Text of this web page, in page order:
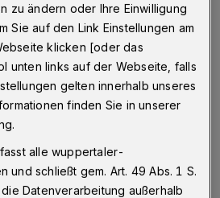
"Kicker, Kämpfer,
im deutschen Fußball"
15. Juni 2016 in der
zu sehen.
zu ändern oder Ihre Einwilligung
Sie auf den Link Einstellungen am
klicken [oder das
unten links auf der Webseite, falls
gelten innerhalb unseres
finden Sie in unserer
alle wuppertaler-
und schließt gem. Art. 49 Abs. 1 S.
die Datenverarbeitung außerhalb